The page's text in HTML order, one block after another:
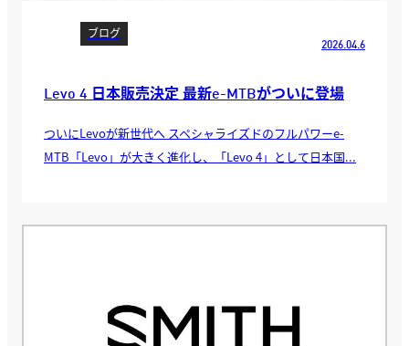
ブログ
2026.04.6
Levo 4 日本販売決定 最新e-MTBがついに登場
ついにLevoが新世代へ スペシャライズドのフルパワーe-
MTB「Levo」が大きく進化し、「Levo 4」として日本国...